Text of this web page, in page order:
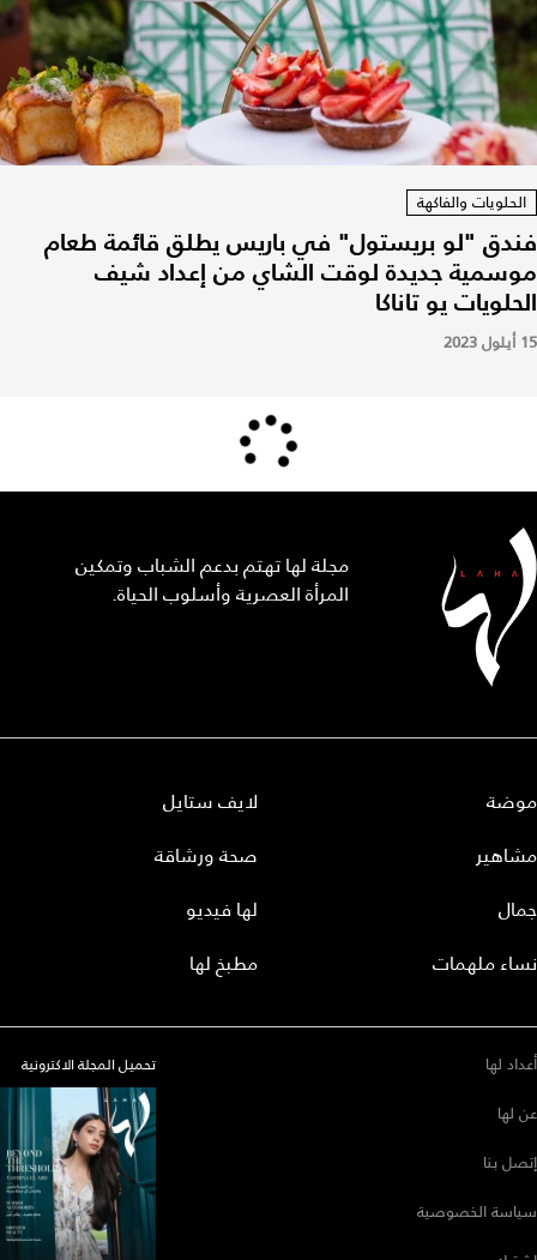
الحلويات والفاكهة
فندق "لو بريستول" في باريس يطلق قائمة طعام
موسمية جديدة لوقت الشاي من إعداد شيف
الحلويات يو تاناكا
15 أيلول 2023
مجلة لها تهتم بدعم الشباب وتمكين
المرأة العصرية وأسلوب الحياة.
موضة
مشاهير
جمال
نساء ملهمات
لايف ستايل
صحة ورشاقة
لها فيديو
مطبخ لها
أعداد لها
عن لها
إتصل بنا
سياسة الخصوصية
تحميل المجلة الاكترونية